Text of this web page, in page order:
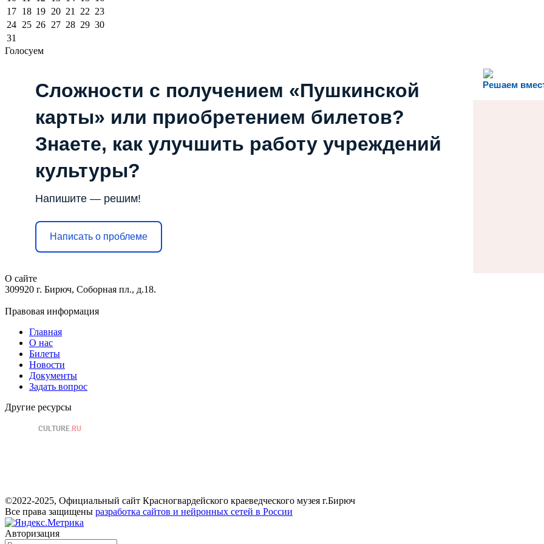
17 18 19 20 21 22 23
24 25 26 27 28 29 30
31
Голосуем
Решаем
Сложности с получением «Пушкинской
карты» или приобретением билетов?
Знаете, как улучшить работу учреждений
культуры?
Напишите — решим!
Написать о проблеме
О сайте
309920 г. Бирюч, Соборная пл., д.18.
Правовая информация
Главная
О нас
Билеты
Новости
Документы
Задать вопрос
Другие ресурсы
©2022-2025, Официальный сайт Красногвардейского краеведческого музея г.Бирюч
Все права защищены разработка сайтов и нейронных сетей в России
Авторизация